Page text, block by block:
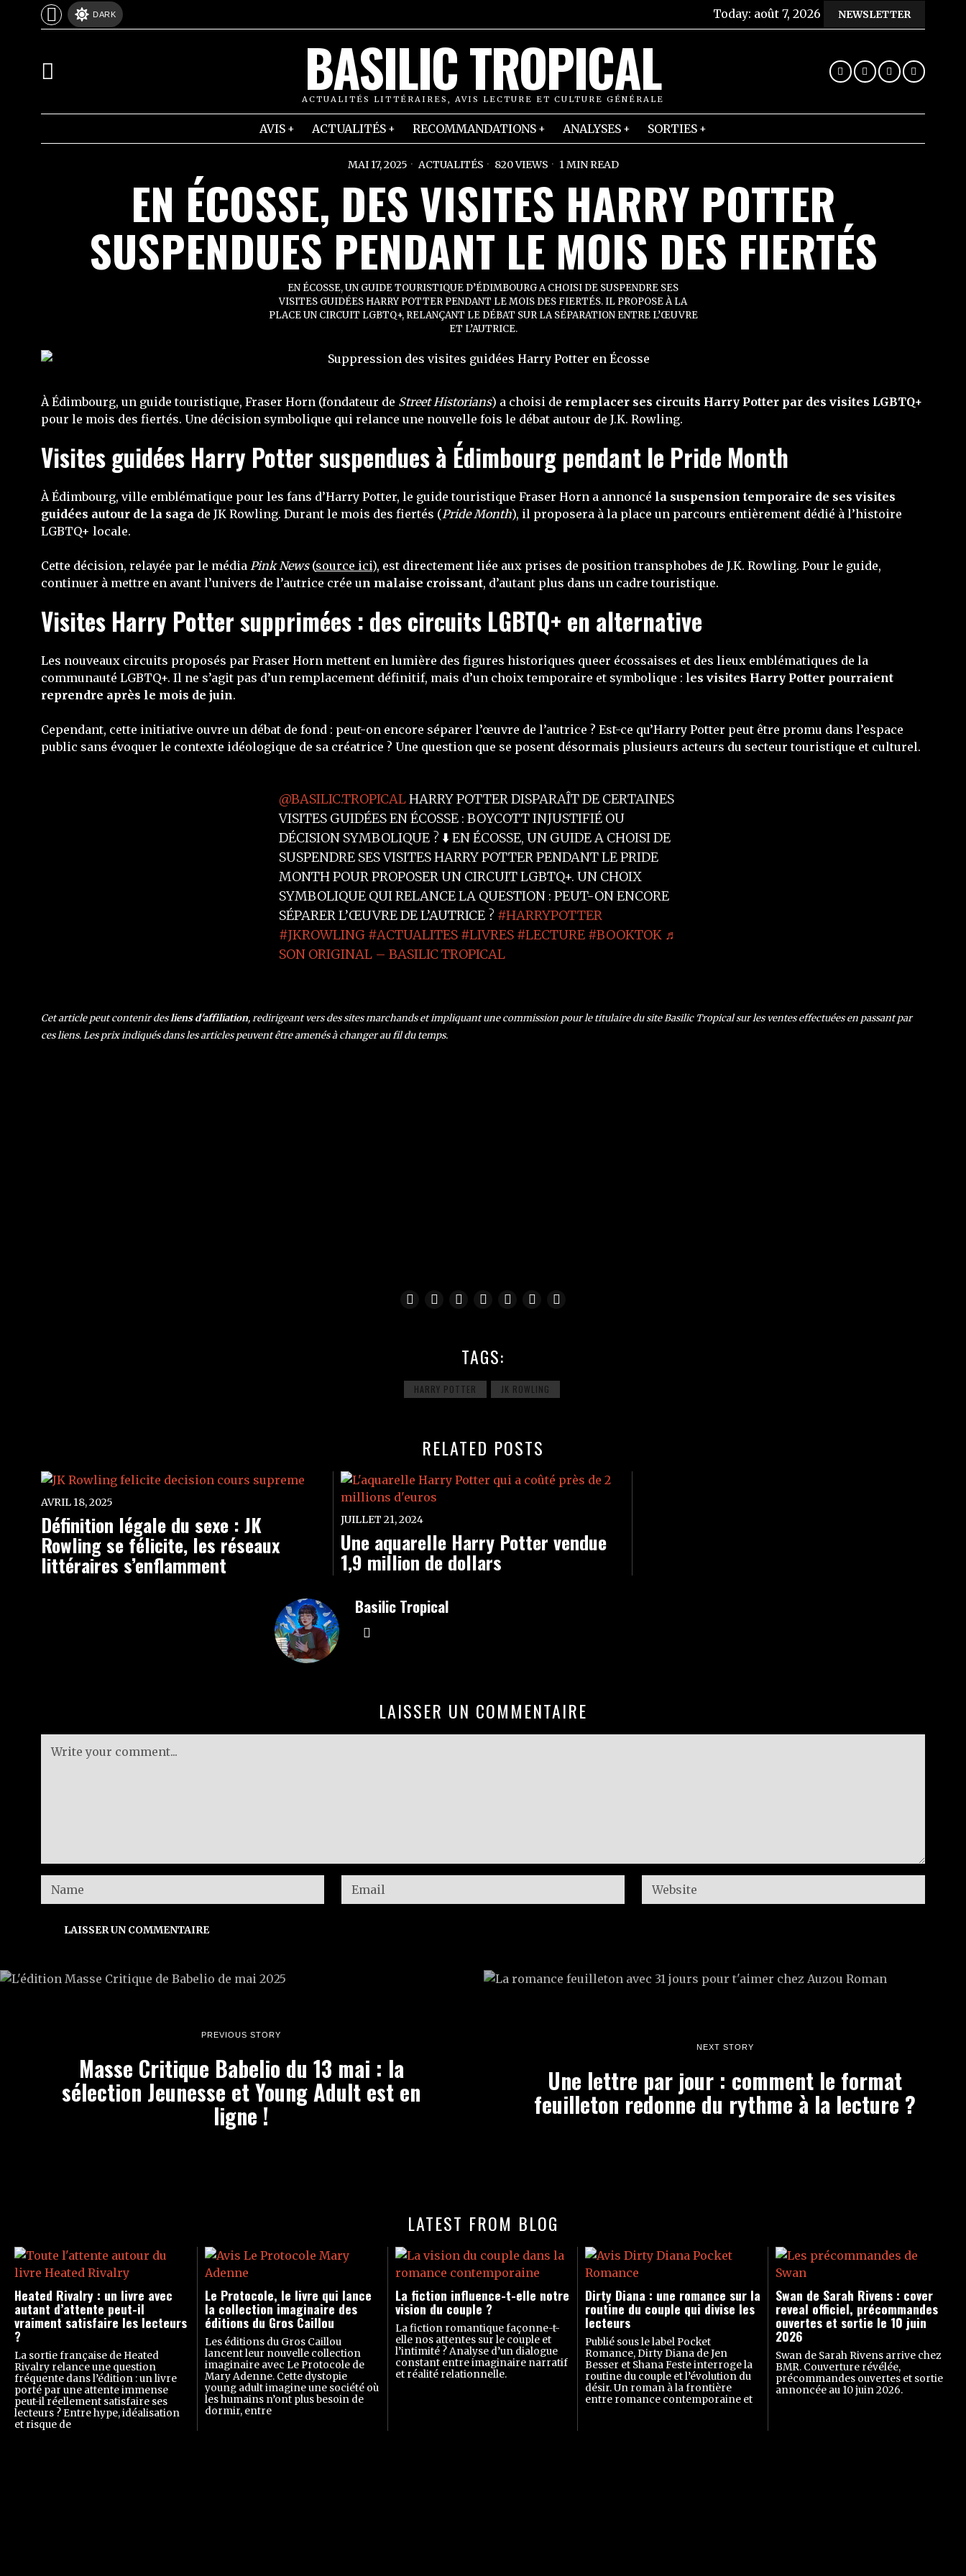
DARK Today: août 7, 2026 NEWSLETTER
BASILIC TROPICAL
ACTUALITÉS LITTÉRAIRES, AVIS LECTURE ET CULTURE GÉNÉRALE
AVIS ACTUALITÉS RECOMMANDATIONS ANALYSES SORTIES
MAI 17, 2025 ACTUALITÉS 820 VIEWS 1 MIN READ
EN ÉCOSSE, DES VISITES HARRY POTTER
SUSPENDUES PENDANT LE MOIS DES FIERTÉS
EN ÉCOSSE, UN GUIDE TOURISTIQUE D’ÉDIMBOURG A CHOISI DE SUSPENDRE SES
VISITES GUIDÉES HARRY POTTER PENDANT LE MOIS DES FIERTÉS. IL PROPOSE À LA
PLACE UN CIRCUIT LGBTQ+, RELANÇANT LE DÉBAT SUR LA SÉPARATION ENTRE L’ŒUVRE
ET L’AUTRICE.
À Édimbourg, un guide touristique, Fraser Horn (fondateur de Street Historians) a choisi de remplacer ses circuits Harry Potter par des visites LGBTQ+
pour le mois des fiertés. Une décision symbolique qui relance une nouvelle fois le débat autour de J.K. Rowling.
Visites guidées Harry Potter suspendues à Édimbourg pendant le Pride Month
À Édimbourg, ville emblématique pour les fans d’Harry Potter, le guide touristique Fraser Horn a annoncé la suspension temporaire de ses visites
guidées autour de la saga de JK Rowling. Durant le mois des fiertés (Pride Month), il proposera à la place un parcours entièrement dédié à l’histoire
LGBTQ+ locale.
Cette décision, relayée par le média Pink News(source ici), est directement liée aux prises de position transphobes de J.K. Rowling. Pour le guide,
continuer à mettre en avant l’univers de l’autrice crée un malaise croissant, d’autant plus dans un cadre touristique.
Visites Harry Potter supprimées : des circuits LGBTQ+ en alternative
Les nouveaux circuits proposés par Fraser Horn mettent en lumière des figures historiques queer écossaises et des lieux emblématiques de la
communauté LGBTQ+. Il ne s’agit pas d’un remplacement définitif, mais d’un choix temporaire et symbolique : les visites Harry Potter pourraient
reprendre après le mois de juin.
Cependant, cette initiative ouvre un débat de fond : peut-on encore séparer l’œuvre de l’autrice ? Est-ce qu’Harry Potter peut être promu dans l’espace
public sans évoquer le contexte idéologique de sa créatrice ? Une question que se posent désormais plusieurs acteurs du secteur touristique et culturel.
@BASILIC.TROPICALHARRY POTTER DISPARAÎT DE CERTAINES
VISITES GUIDÉES EN ÉCOSSE : BOYCOTT INJUSTIFIÉ OU
DÉCISION SYMBOLIQUE ? ⬇️ EN ÉCOSSE, UN GUIDE A CHOISI DE
SUSPENDRE SES VISITES HARRY POTTER PENDANT LE PRIDE
MONTH POUR PROPOSER UN CIRCUIT LGBTQ+. UN CHOIX
SYMBOLIQUE QUI RELANCE LA QUESTION : PEUT-ON ENCORE
SÉPARER L’ŒUVRE DE L’AUTRICE ? #HARRYPOTTER
#JKROWLING #ACTUALITES #LIVRES #LECTURE #BOOKTOK ♬
SON ORIGINAL – BASILIC TROPICAL
Cet article peut contenir desliens d'affiliation, redirigeant vers des sites marchands et impliquant une commission pour le titulaire du site Basilic Tropical sur les ventes effectuées en passant par
ces liens. Les prix indiqués dans les articles peuvent être amenés à changer au fil du temps.
TAGS:
HARRY POTTER JK ROWLING
RELATED POSTS
AVRIL 18, 2025
Définition légale du sexe : JK
Rowling se félicite, les réseaux
littéraires s’enflamment
JUILLET 21, 2024
Une aquarelle Harry Potter vendue
1,9 million de dollars
Basilic Tropical
LAISSER UN COMMENTAIRE
PREVIOUS STORY
Masse Critique Babelio du 13 mai : la
sélection Jeunesse et Young Adult est en
ligne !
NEXT STORY
Une lettre par jour : comment le format
feuilleton redonne du rythme à la lecture ?
LATEST FROM BLOG
Heated Rivalry : un livre avec
autant d’attente peut-il
vraiment satisfaire les lecteurs
?
La sortie française de Heated
Rivalry relance une question
fréquente dans l’édition : un livre
porté par une attente immense
peut-il réellement satisfaire ses
lecteurs ? Entre hype, idéalisation
et risque de
Le Protocole, le livre qui lance
la collection imaginaire des
éditions du Gros Caillou
Les éditions du Gros Caillou
lancent leur nouvelle collection
imaginaire avec Le Protocole de
Mary Adenne. Cette dystopie
young adult imagine une société où
les humains n’ont plus besoin de
dormir, entre
La fiction influence-t-elle notre
vision du couple ?
La fiction romantique façonne-t-
elle nos attentes sur le couple et
l’intimité ? Analyse d’un dialogue
constant entre imaginaire narratif
et réalité relationnelle.
Dirty Diana : une romance sur la
routine du couple qui divise les
lecteurs
Publié sous le label Pocket
Romance, Dirty Diana de Jen
Besser et Shana Feste interroge la
routine du couple et l’évolution du
désir. Un roman à la frontière
entre romance contemporaine et
Swan de Sarah Rivens : cover
reveal officiel, précommandes
ouvertes et sortie le 10 juin
2026
Swan de Sarah Rivens arrive chez
BMR. Couverture révélée,
précommandes ouvertes et sortie
annoncée au 10 juin 2026.